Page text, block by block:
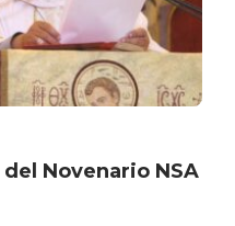
Novenario NSA